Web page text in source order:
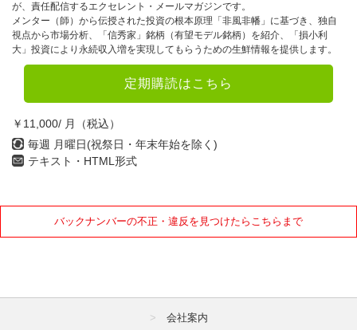
が、責任配信するエクセレント・メールマガジンです。
メンター（師）から伝授された投資の根本原理「非風非幡」に基づき、独自
視点から市場分析、「信秀家」銘柄（有望モデル銘柄）を紹介、「損小利
大」投資により永続収入増を実現してもらうための生鮮情報を提供します。
定期購読はこちら
￥11,000/ 月（税込）
毎週 月曜日(祝祭日・年末年始を除く)
テキスト・HTML形式
バックナンバーの不正・違反を見つけたらこちらまで
会社案内